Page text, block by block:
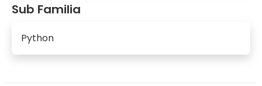
Sub Familia
Python